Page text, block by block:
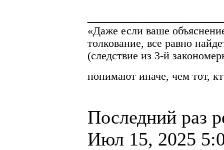
«Даже если ваше
толкование, все равно
(cледствие из 3-й
понимают иначе, чем тот,
Последний раз
Июл 15, 2025